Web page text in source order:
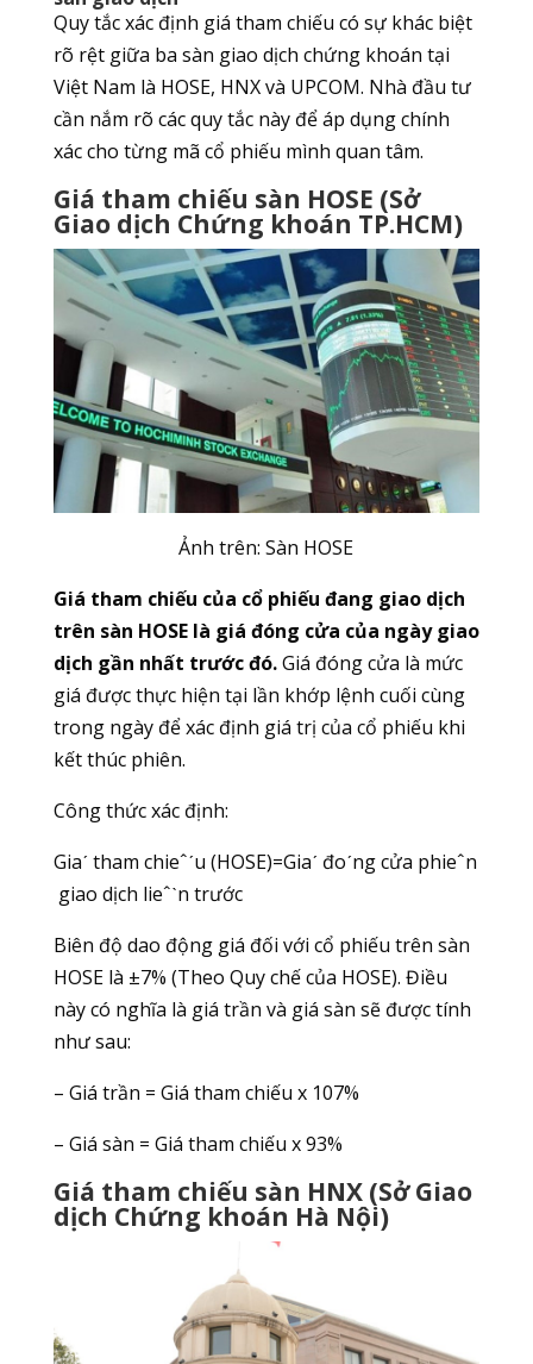
Quy tắc xác định giá tham chiếu có sự khác biệt
rõ rệt giữa ba sàn giao dịch chứng khoán tại
Việt Nam là HOSE, HNX và UPCOM. Nhà đầu tư
cần nắm rõ các quy tắc này để áp dụng chính
xác cho từng mã cổ phiếu mình quan tâm.
Giá tham chiếu sàn HOSE (Sở
Giao dịch Chứng khoán TP.HCM)
Ảnh trên: Sàn HOSE
Giá tham chiếu của cổ phiếu đang giao dịch
trên sàn HOSE là giá đóng cửa của ngày giao
dịch gần nhất trước đó.Giá đóng cửa là mức
giá được thực hiện tại lần khớp lệnh cuối cùng
trong ngày để xác định giá trị của cổ phiếu khi
kết thúc phiên.
Công thức xác định:
Giaˊ tham chieˆˊu (HOSE)=Giaˊ đoˊng cửa phieˆn
giao dịch lieˆˋn trước
Biên độ dao động giá đối với cổ phiếu trên sàn
HOSE là ±7% (Theo Quy chế của HOSE). Điều
này có nghĩa là giá trần và giá sàn sẽ được tính
như sau:
– Giá trần = Giá tham chiếu x 107%
– Giá sàn = Giá tham chiếu x 93%
Giá tham chiếu sàn HNX (Sở Giao
dịch Chứng khoán Hà Nội)